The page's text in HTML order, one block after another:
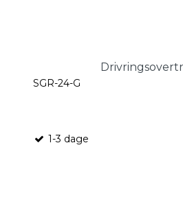
SGR-24-G
1-3 dage